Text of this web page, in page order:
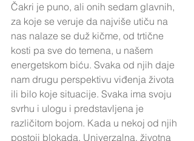
Čakri je puno, ali onih sedam glavnih,
za koje se veruje da najviše utiču na
nas nalaze se duž kičme, od trtične
kosti pa sve do temena, u našem
energetskom biću. Svaka od njih daje
nam drugu perspektivu viđenja života
ili bilo koje situacije. Svaka ima svoju
svrhu i ulogu i predstavljena je
različitom bojom. Kada u nekoj od njih
postoji blokada, Univerzalna, životna